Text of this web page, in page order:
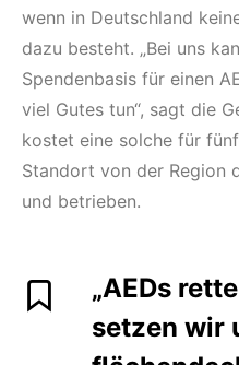
wenn in Deutschland
dazu besteht. „Bei uns
Spendenbasis für einen
viel Gutes tun“, sagt die
kostet eine solche für
Standort von der Region
und betrieben.
„AEDs
setzen wir